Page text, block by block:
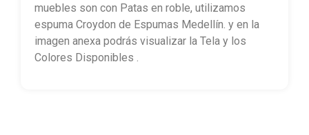
muebles son con Patas en roble, utilizamos
espuma Croydon de Espumas Medellín. y en la
imagen anexa podrás visualizar la Tela y los
Colores Disponibles .